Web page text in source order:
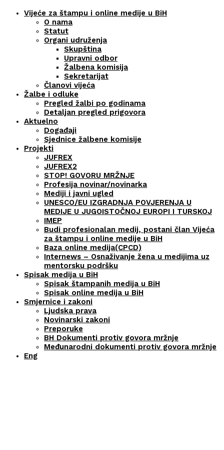
Vijeće za štampu i online medije u BiH
O nama
Statut
Organi udruženja
Skupština
Upravni odbor
Žalbena komisija
Sekretarijat
Članovi vijeća
Žalbe i odluke
Pregled žalbi po godinama
Detaljan pregled prigovora
Aktuelno
Događaji
Sjednice žalbene komisije
Projekti
JUFREX
JUFREX2
STOP! GOVORU MRŽNJE
Profesija novinar/novinarka
Mediji i javni ugled
UNESCO/EU IZGRADNJA POVJERENJA U
MEDIJE U JUGOISTOČNOJ EUROPI I TURSKOJ
IMEP
Budi profesionalan medij, postani član Vijeća
za štampu i online medije u BiH
Baza online medija(CPCD)
Internews – Osnaživanje žena u medijima uz
mentorsku podršku
Spisak medija u BiH
Spisak štampanih medija u BiH
Spisak online medija u BiH
Smjernice i zakoni
Ljudska prava
Novinarski zakoni
Preporuke
BH Dokumenti protiv govora mržnje
Međunarodni dokumenti protiv govora mržnje
Eng